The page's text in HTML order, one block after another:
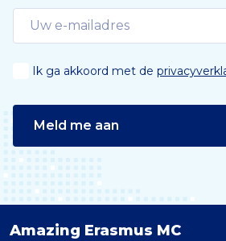
Ik ga akkoord met de
Meld me aan
Amazing Erasmus MC